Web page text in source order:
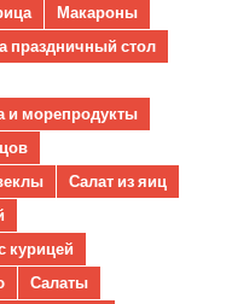
Макароны
праздничный стол
и морепродукты
Салат из яиц
курицей
Салаты